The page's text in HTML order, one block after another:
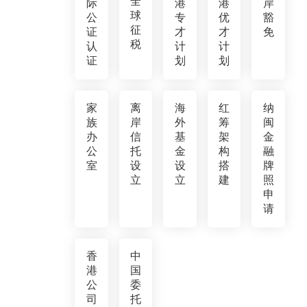
际
公
证
认
证
球
征
税
港
专
才
计
划
港
优
才
计
划
岸
豁
免
家
族
办
公
室
离
岸
信
托
设
立
海
外
基
金
设
立
红
筹
架
构
搭
建
纳
闽
金
融
牌
照
申
请
香
港
公
司
中
国
委
托